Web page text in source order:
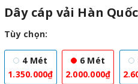
Dây cáp vải Hàn
Tùy chọn:
4 Mét
1.350.000₫
6 Mét
2.000.000₫